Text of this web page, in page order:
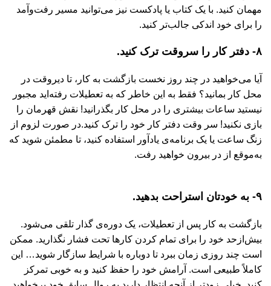
مهمان کنید. با یک کتاب یا پادکست نیز می‌توانید مسیر رفت‌و‌آمد
را برای خود اندکی جالب‌تر کنید.
۸- دفتر کار را سروقت ترک کنید.
آیا می‌خواهید در چند روز نخست بازگشت به کار، تا دیروقت در
محل کار بمانید؟ فقط به این خاطر که به تعطیلات رفته‌اید مجبور
نیستید ساعات بیشتری را در محل کار بگذرانید! نقش قهرمان را
بازی نکنید! سر وقت دفتر کار خود را ترک کنید.در صورت لزوم از
زنگ ساعت یا یک برنامه‌ی یادآور استفاده کنید، تا مطمئن شوید که
به‌موقع از در بیرون خواهید رفت.
۹- به خودتان استراحت بدهید.
بازگشت به کار پس از تعطیلات، یک دوره‌ی گذار تلقی می‌شود.
بیش‌ازحد خود را برای تمام کردن کارها تحت فشار نگذارید. ممکن
است چند روزی زمان ببرد تا دوباره با شرایط سازگار شوید… این
کاملاً طبیعی است. آرامش خود را حفظ کنید و به خوبی تمرکز